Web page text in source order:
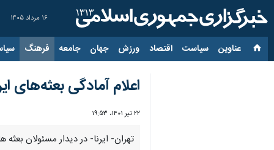
۱۶ مرداد ۱۴۰۵
عناوین‌ سیاست اقتصاد ورزش جهان جامعه فرهنگ
اعلام آمادگی بعثه‌های
۲۲ تیر ۱۴۰۱، ۱۹:۵۳